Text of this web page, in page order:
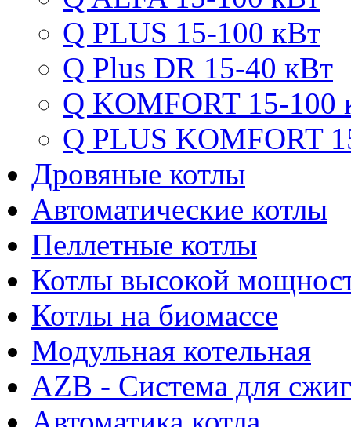
Q PLUS 15-100 кВт
Q Plus DR 15-40 кВт
Q KOMFORT 15-100
Q PLUS KOMFORT
Дровяные котлы
Автоматические котлы
Пеллетные котлы
Котлы высокой
Котлы на биомассе
Модульная котельная
AZB - Система для